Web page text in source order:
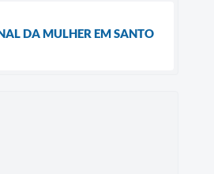
DA MULHER EM SANTO